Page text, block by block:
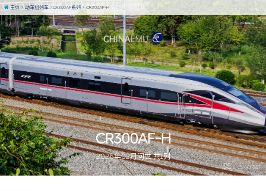
图 / Zhaisa
CR300AF-H
2026年02月问世 共1列
主页 动车组列车 CR300AF系列 CR300AF-H